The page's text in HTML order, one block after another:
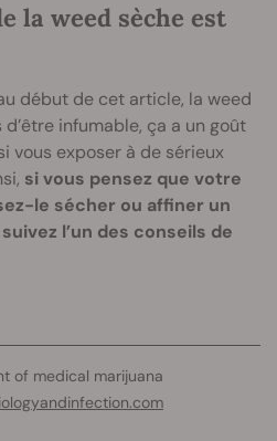
la weed sèche est
début de cet article, la weed
infumable, ça a un goût
vous exposer à de sérieux
si vous pensez que votre
le sécher ou affiner un
l’un des conseils de
of medical marijuana